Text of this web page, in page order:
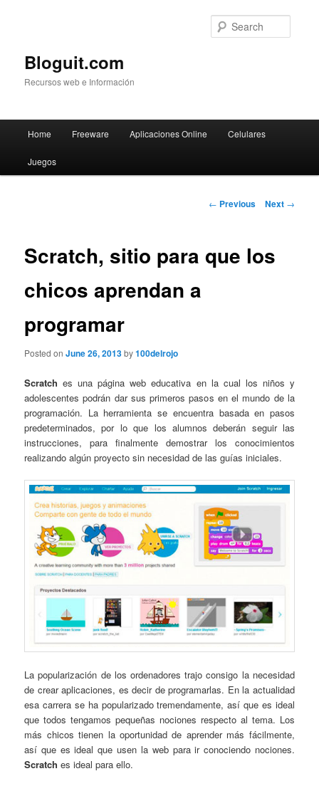
Bloguit.com
Recursos web e Información
Skip
to
Home Freeware Aplicaciones Online Celulares
Juegos
Post
← Previous Next →
Scratch, sitio para que los
chicos aprendan a
programar
Posted onJune 26, 2013by100delrojo
Scratch es una página web educativa en la cual los niños y
adolescentes podrán dar sus primeros pasos en el mundo de la
programación. La herramienta se encuentra basada en pasos
predeterminados, por lo que los alumnos deberán seguir las
instrucciones, para finalmente demostrar los conocimientos
realizando algún proyecto sin necesidad de las guías iniciales.
La popularización de los ordenadores trajo consigo la necesidad
de crear aplicaciones, es decir de programarlas. En la actualidad
esa carrera se ha popularizado tremendamente, así que es ideal
que todos tengamos pequeñas nociones respecto al tema. Los
más chicos tienen la oportunidad de aprender más fácilmente,
así que es ideal que usen la web para ir conociendo nociones.
Scratch es ideal para ello.